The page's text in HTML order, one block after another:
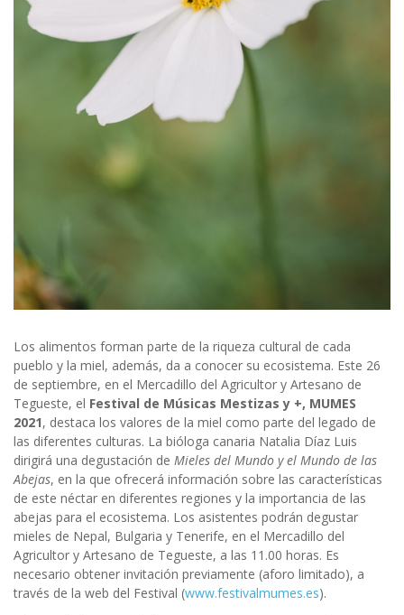
Los alimentos forman parte de la riqueza cultural de cada
pueblo y la miel, además, da a conocer su ecosistema. Este 26
de septiembre, en el Mercadillo del Agricultor y Artesano de
Tegueste, el Festival de Músicas Mestizas y +, MUMES
2021, destaca los valores de la miel como parte del legado de
las diferentes culturas. La bióloga canaria Natalia Díaz Luis
dirigirá una degustación de Mieles del Mundo y el Mundo de las
Abejas, en la que ofrecerá información sobre las características
de este néctar en diferentes regiones y la importancia de las
abejas para el ecosistema. Los asistentes podrán degustar
mieles de Nepal, Bulgaria y Tenerife, en el Mercadillo del
Agricultor y Artesano de Tegueste, a las 11.00 horas. Es
necesario obtener invitación previamente (aforo limitado), a
través de la web del Festival (www.festivalmumes.es).